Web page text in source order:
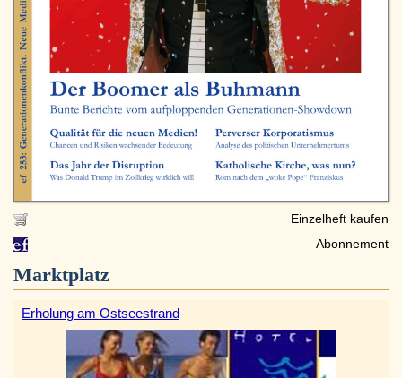
Einzelheft kaufen
Abonnement
Marktplatz
Erholung am Ostseestrand